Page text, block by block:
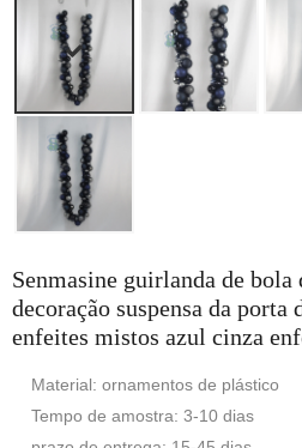
Senmasine guirlanda de bola
decoração suspensa da porta
enfeites mistos azul cinza
Material: ornamentos de plástico
Tempo de amostra: 3-10 dias